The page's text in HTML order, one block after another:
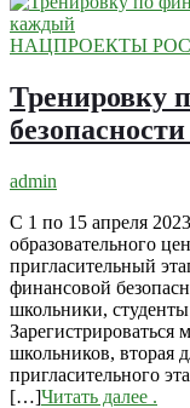
НАЦПРОЕКТЫ
Тренировку
admin
С 1 по 15 апреля
образовательного
пригласительный
финансовой
школьники,
школьников, вторая
пригласительного
[…]Читать далее .